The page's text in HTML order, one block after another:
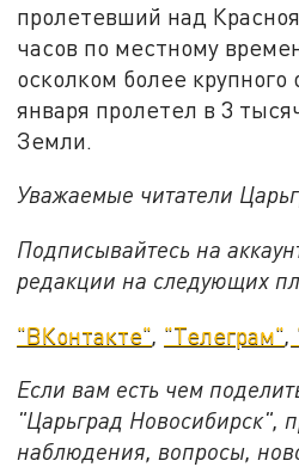
пролетевший над
часов по местному
осколком более крупного
января пролетел в 3
Земли.
Уважаемые читатели
Подписывайтесь на
редакции на следующих
"ВКонтакте" "Телеграм"
Если вам есть чем
"Царьград Новосибирск",
наблюдения, вопросы,